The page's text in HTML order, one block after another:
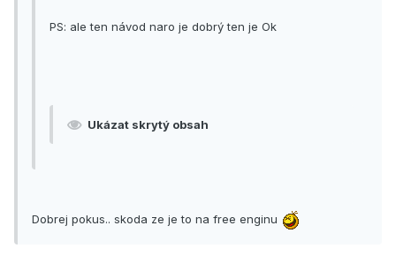
PS: ale ten návod naro je dobrý ten je Ok
Ukázat skrytý obsah
Dobrej pokus.. skoda ze je to na free enginu